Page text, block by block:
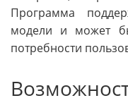
Программа
модели и может
потребности